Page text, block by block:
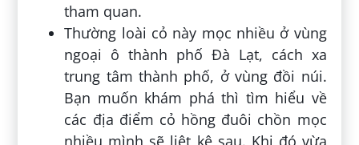
tham quan.
Thường loài cỏ này mọc nhiều ở vùng
ngoại ô thành phố Đà Lạt, cách xa
trung tâm thành phố, ở vùng đồi núi.
Bạn muốn khám phá thì tìm hiểu về
các địa điểm cỏ hồng đuôi chồn mọc
nhiều mình sẽ liệt kê sau. Khi đó vừa